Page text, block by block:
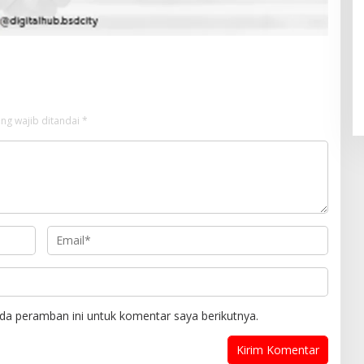
wajib ditandai *
peramban ini untuk komentar saya berikutnya.